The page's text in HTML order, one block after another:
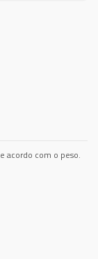
acordo com o peso.